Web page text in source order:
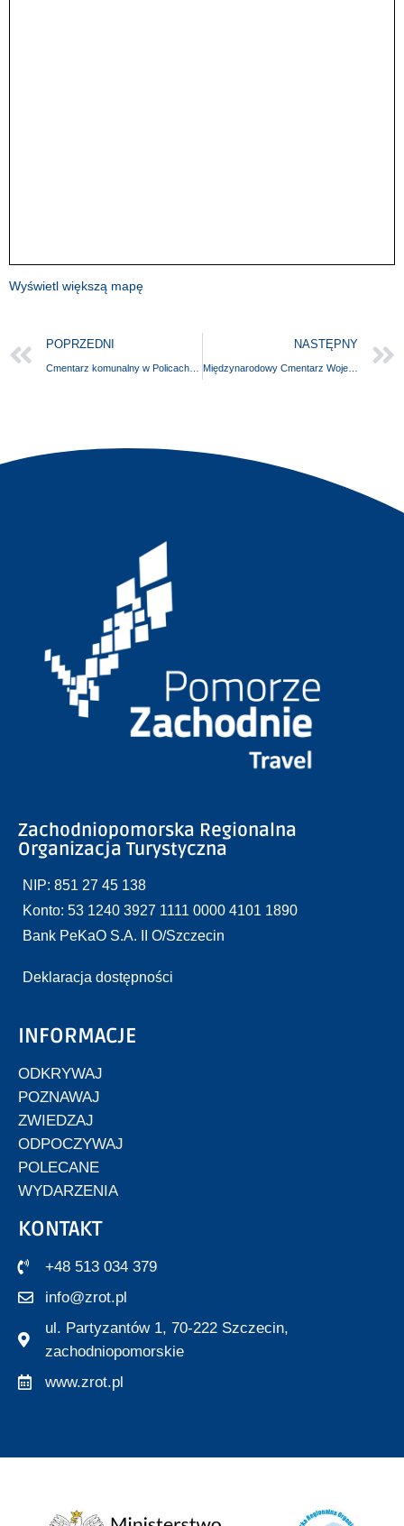
Wyświetl większą mapę
POPRZEDNI NASTĘPNY
Międzynarodowy Cmentarz Wojenny
Zachodniopomorska Regionalna
Organizacja Turystyczna
NIP: 851 27 45 138
Konto: 53 1240 3927 1111 0000 4101 1890
Bank PeKaO S.A. II O/Szczecin
Deklaracja dostępności
INFORMACJE
ODKRYWAJ
POZNAWAJ
ZWIEDZAJ
ODPOCZYWAJ
POLECANE
WYDARZENIA
KONTAKT
+48 513 034 379
info@zrot.pl
ul. Partyzantów 1, 70-222 Szczecin,
zachodniopomorskie
www.zrot.pl